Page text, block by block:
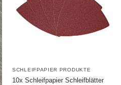
SCHLEIFPAPIER PRODUKTE
10x Schleifpapier Schleifblätter